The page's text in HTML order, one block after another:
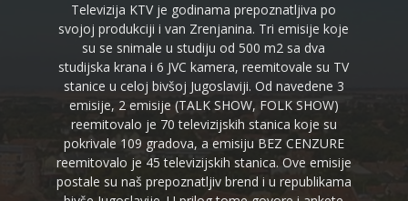
Televizija KTV je godinama prepoznatljiva po
svojoj produkciji i van Zrenjanina. Tri emisije koje
su se snimale u studiju od 500 m2 sa dva
studijska krana i 6 JVC kamera, reemitovale su TV
stanice u celoj bivšoj Jugoslaviji. Od navedene 3
emisije, 2 emisije (TALK SHOW, FOLK SHOW)
reemitovalo je 70 televizijskih stanica koje su
pokrivale 109 gradova, a emisiju BEZ CENZURE
reemitovalo je 45 televizijskih stanica. Ove emisije
postale su naš prepoznatljiv brend i u republikama